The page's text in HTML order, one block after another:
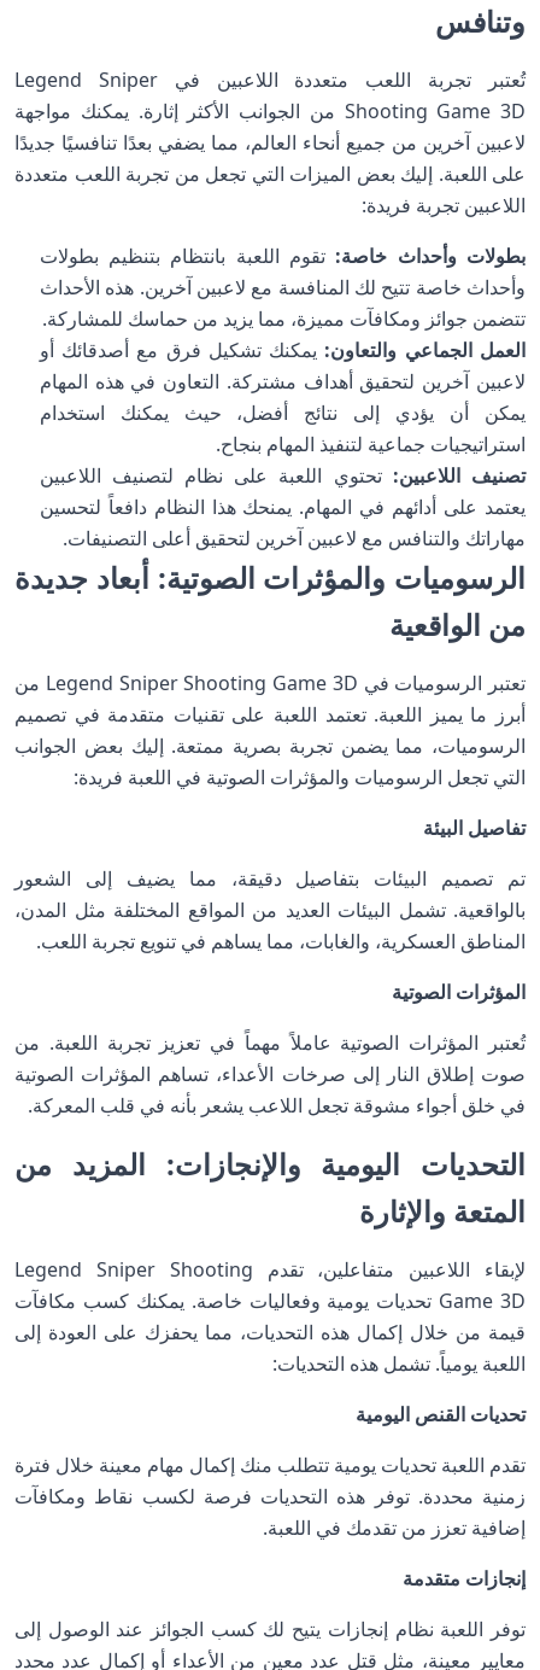
وتنافس
تُعتبر تجربة اللعب متعددة اللاعبين في Legend Sniper
Shooting Game 3D من الجوانب الأكثر إثارة. يمكنك مواجهة
لاعبين آخرين من جميع أنحاء العالم، مما يضفي بعدًا تنافسيًا جديدًا
على اللعبة. إليك بعض الميزات التي تجعل من تجربة اللعب متعددة
اللاعبين تجربة فريدة:
بطولات وأحداث خاصة: تقوم اللعبة بانتظام بتنظيم بطولات
وأحداث خاصة تتيح لك المنافسة مع لاعبين آخرين. هذه الأحداث
تتضمن جوائز ومكافآت مميزة، مما يزيد من حماسك للمشاركة.
العمل الجماعي والتعاون: يمكنك تشكيل فرق مع أصدقائك أو
لاعبين آخرين لتحقيق أهداف مشتركة. التعاون في هذه المهام
يمكن أن يؤدي إلى نتائج أفضل، حيث يمكنك استخدام
استراتيجيات جماعية لتنفيذ المهام بنجاح.
تصنيف اللاعبين:تحتوي اللعبة على نظام لتصنيف اللاعبين
يعتمد على أدائهم في المهام. يمنحك هذا النظام دافعاً لتحسين
مهاراتك والتنافس مع لاعبين آخرين لتحقيق أعلى التصنيفات.
الرسوميات والمؤثرات الصوتية: أبعاد جديدة
من الواقعية
تعتبر الرسوميات في Legend Sniper Shooting Game 3D من
أبرز ما يميز اللعبة. تعتمد اللعبة على تقنيات متقدمة في تصميم
الرسوميات، مما يضمن تجربة بصرية ممتعة. إليك بعض الجوانب
التي تجعل الرسوميات والمؤثرات الصوتية في اللعبة فريدة:
تفاصيل البيئة
تم تصميم البيئات بتفاصيل دقيقة، مما يضيف إلى الشعور
بالواقعية. تشمل البيئات العديد من المواقع المختلفة مثل المدن،
المناطق العسكرية، والغابات، مما يساهم في تنويع تجربة اللعب.
المؤثرات الصوتية
تُعتبر المؤثرات الصوتية عاملاً مهماً في تعزيز تجربة اللعبة. من
صوت إطلاق النار إلى صرخات الأعداء، تساهم المؤثرات الصوتية
في خلق أجواء مشوقة تجعل اللاعب يشعر بأنه في قلب المعركة.
التحديات اليومية والإنجازات: المزيد من
المتعة والإثارة
لإبقاء اللاعبين متفاعلين، تقدم Legend Sniper Shooting
Game 3D تحديات يومية وفعاليات خاصة. يمكنك كسب مكافآت
قيمة من خلال إكمال هذه التحديات، مما يحفزك على العودة إلى
اللعبة يومياً. تشمل هذه التحديات:
تحديات القنص اليومية
تقدم اللعبة تحديات يومية تتطلب منك إكمال مهام معينة خلال فترة
زمنية محددة. توفر هذه التحديات فرصة لكسب نقاط ومكافآت
إضافية تعزز من تقدمك في اللعبة.
إنجازات متقدمة
توفر اللعبة نظام إنجازات يتيح لك كسب الجوائز عند الوصول إلى
معايير معينة، مثل قتل عدد معين من الأعداء أو إكمال عدد محدد